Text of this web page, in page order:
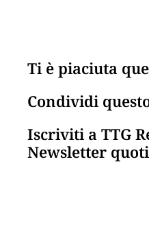
Ti è piaciuta
Condividi
Iscriviti a TTG
Newsletter